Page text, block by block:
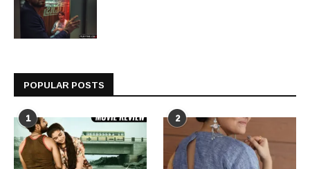
POPULAR POSTS
1 2